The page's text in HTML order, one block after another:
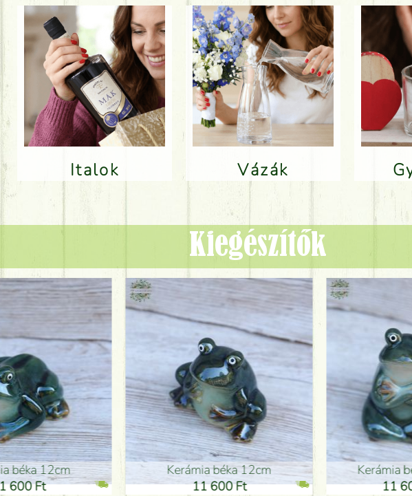
Italok Vázák
Kiegészítők
Kerámia béka 12cm
11 600 Ft
Kerámia béka 12cm
11 600 Ft